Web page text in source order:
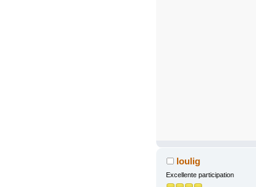
loulig
Excellente participation